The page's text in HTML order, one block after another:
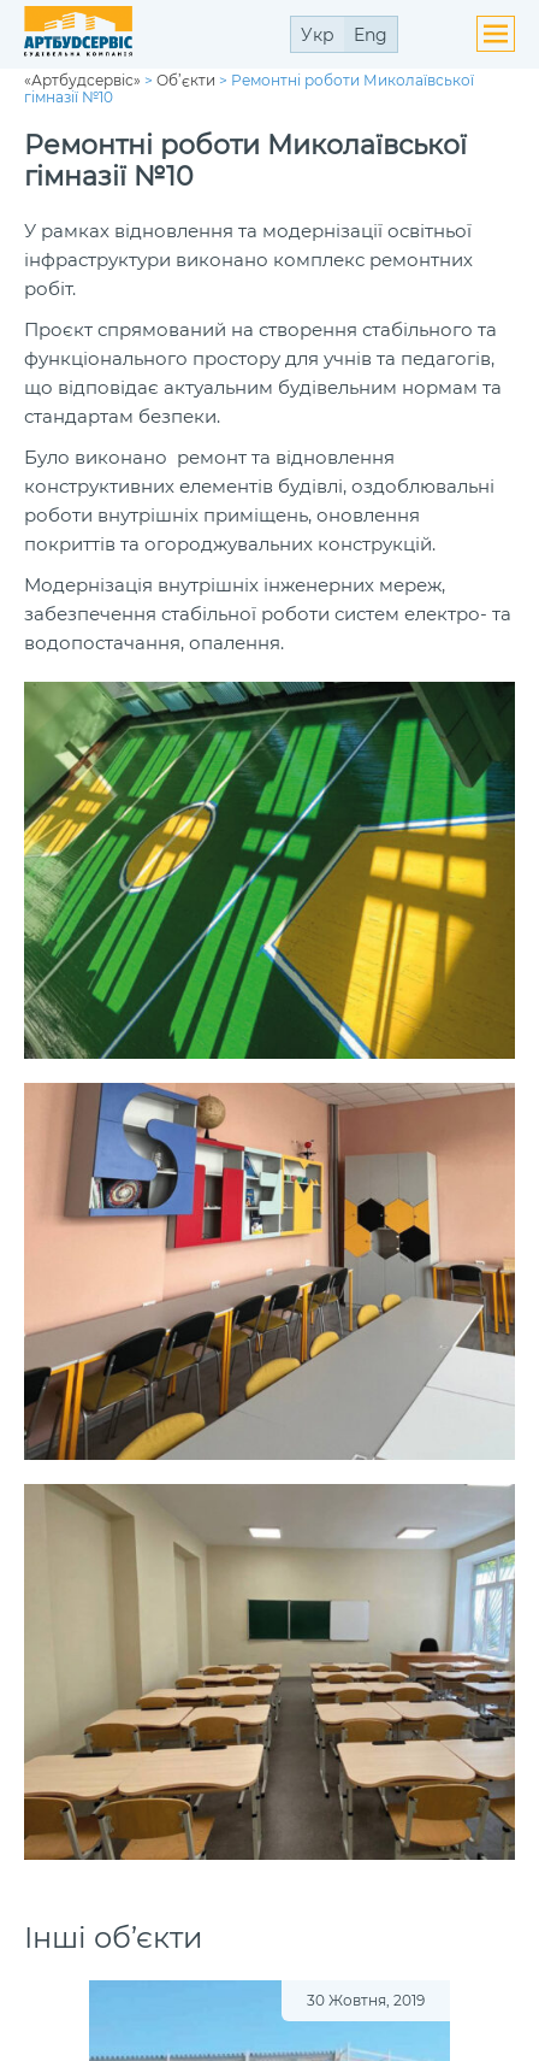
Укр Eng
«Артбудсервіс» >Об’єкти > Ремонтні роботи Миколаївської
гімназії №10
Ремонтні роботи Миколаївської
гімназії №10
У рамках відновлення та модернізації освітньої
інфраструктури виконано комплекс ремонтних
робіт.
Проєкт спрямований на створення стабільного та
функціонального простору для учнів та педагогів,
що відповідає актуальним будівельним нормам та
стандартам безпеки.
Було виконано ремонт та відновлення
конструктивних елементів будівлі, оздоблювальні
роботи внутрішніх приміщень, оновлення
покриттів та огороджувальних конструкцій.
Модернізація внутрішніх інженерних мереж,
забезпечення стабільної роботи систем електро- та
водопостачання, опалення.
Інші об’єкти
30 Жовтня, 2019